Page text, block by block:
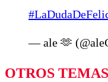
— ale 🫶
OTROS